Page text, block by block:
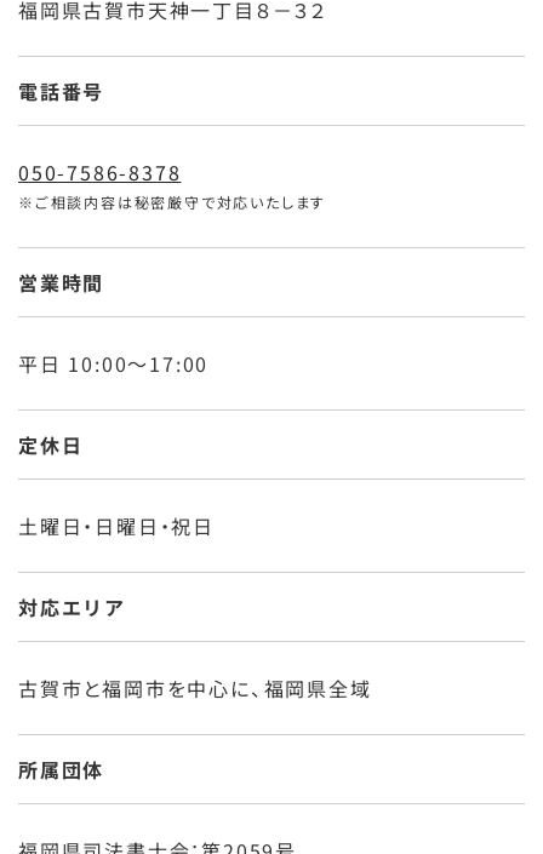
福岡県古賀市天神一丁目８－３２
電話番号
050-7586-8378
※ご相談内容は秘密厳守で対応いたします
営業時間
平日 10:00～17:00
定休日
土曜日・日曜日・祝日
対応エリア
古賀市と福岡市を中心に、福岡県全域
所属団体